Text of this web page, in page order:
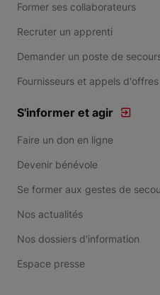
Former ses collaborateurs
Recruter un apprenti
Demander un poste de
Fournisseurs et appels d'offres
S'informer et agir
Faire un don en ligne
Devenir bénévole
Se former aux gestes de
Nos actualités
Nos dossiers d'information
Espace presse